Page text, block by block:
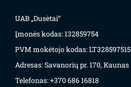
UAB „Dusėtai“
Įmonės kodas: 132859754
PVM mokėtojo kodas: LT328597515
Adresas: Savanorių pr. 170, Kaunas
Telefonas: +370 686 16818